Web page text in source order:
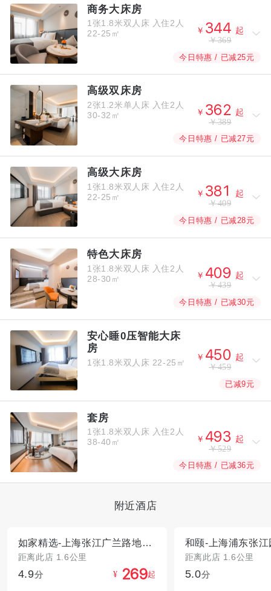
商务大床房
1张1.8米双人床 入住2人
22-25㎡
￥  起
￥369
今日特惠 / 已减25元
高级双床房
2张1.2米单人床 入住2人
30-32㎡
￥ 
起
￥389
今日特惠 / 已减27元
高级大床房
1张1.8米双人床 入住2人
22-25㎡
￥  
起
￥409
今日特惠 / 已减28元
特色大床房
1张1.8米双人床 入住2人
28-30㎡
￥ 
起
￥439
今日特惠 / 已减30元
安心睡0压智能大床
房
1张1.8米双人床 22-25㎡ ￥ 
起
￥459
已减9元
套房
1张1.8米双人床 入住2人
38-40㎡
￥  起
￥529
今日特惠 / 已减36元
附近酒店
如家精选-上海张江广兰路地铁站店
距离此店 1.6公里
4.9分 ¥ 起
距离此店 1.6公里
5.0分